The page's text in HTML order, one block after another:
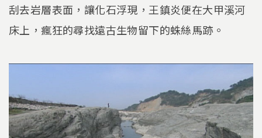
刮去岩層表面，讓化石浮現，王鎮炎便在大甲溪河
床上，瘋狂的尋找遠古生物留下的蛛絲馬跡。